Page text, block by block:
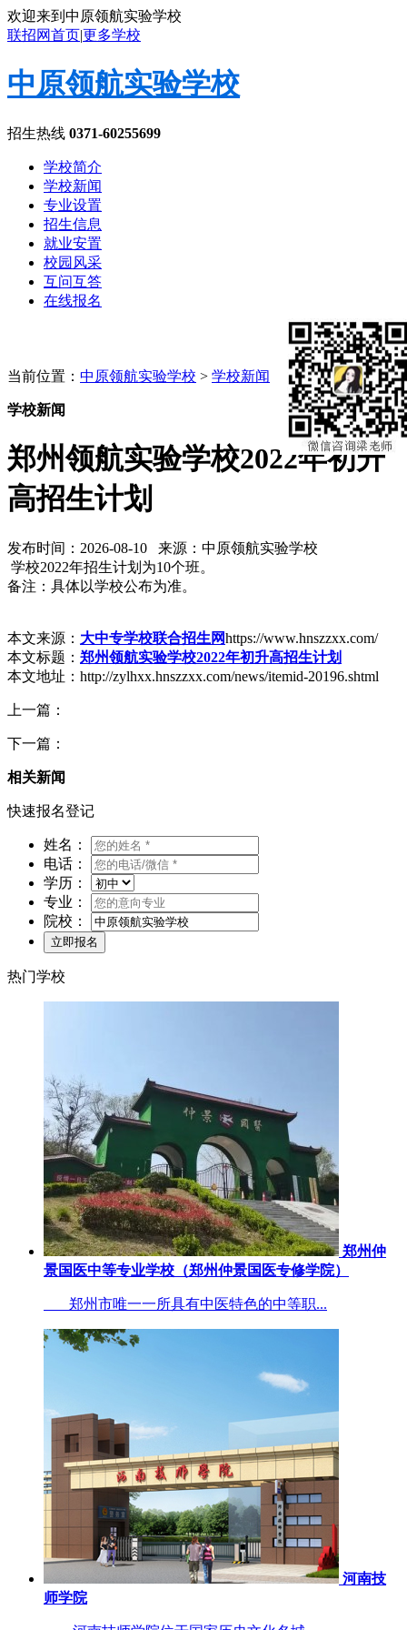
欢迎来到中原领航实验学校
联招网首页|更多学校
中原领航实验学校
招生热线 0371-60255699
学校简介
学校新闻
专业设置
招生信息
就业安置
校园风采
互问互答
在线报名
当前位置： 中原领航实验学校 > 学校新闻
学校新闻
郑州领航实验学校2022年初升
高招生计划
发布时间：2026-08-10 来源：中原领航实验学校
学校2022年招生计划为10个班。
备注：具体以学校公布为准。
本文来源： 大中专学校联合招生网https://www.hnszzxx.com/
本文标题： 郑州领航实验学校2022年初升高招生计划
本文地址：http://zylhxx.hnszzxx.com/news/itemid-20196.shtml
上一篇：
下一篇：
相关新闻
快速报名登记
姓名：
电话：
学历：
专业：
院校：
热门学校
郑州仲
景国医中等专业学校（郑州仲景国医专修学院）
郑州市唯一一所具有中医特色的中等职...
河南技
师学院